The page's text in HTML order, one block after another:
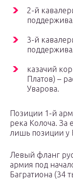
2-й
3-й
казачий
Платов) –
Уварова.
Позиции 1-й
река Колоча. За
лишь позиции у
Левый фланг
армия под
Багратиона (34